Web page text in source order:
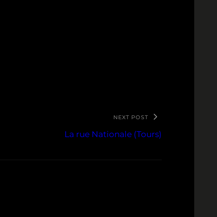
NEXT POST
La rue Nationale (Tours)